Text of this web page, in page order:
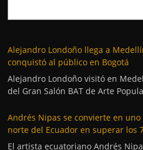
Alejandro Londoño llega a
conquistó al público en Bogotá
Alejandro Londoño visitó en
del Gran Salón BAT de Arte
Andrés Nipas se convierte en
norte del Ecuador en superar los
El artista ecuatoriano Andrés